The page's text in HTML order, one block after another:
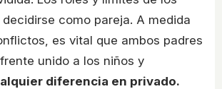
como pareja. A medida
es vital que ambos padres
unido a los niños y
diferencia en privado.